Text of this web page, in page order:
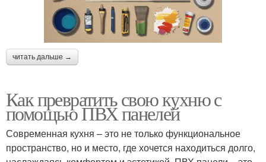
читать дальше →
Как превратить свою кухню с
помощью ПВХ панелей
Современная кухня – это не только функциональное
пространство, но и место, где хочется находиться долго,